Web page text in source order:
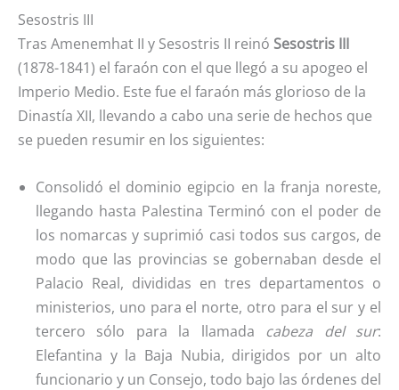
Sesostris III
Tras Amenemhat II y Sesostris II reinó Sesostris III
(1878-1841) el faraón con el que llegó a su apogeo el
Imperio Medio. Este fue el faraón más glorioso de la
Dinastía XII, llevando a cabo una serie de hechos que
se pueden resumir en los siguientes:
Consolidó el dominio egipcio en la franja noreste,
llegando hasta Palestina Terminó con el poder de
los nomarcas y suprimió casi todos sus cargos, de
modo que las provincias se gobernaban desde el
Palacio Real, divididas en tres departamentos o
ministerios, uno para el norte, otro para el sur y el
tercero sólo para la llamada cabeza del sur:
Elefantina y la Baja Nubia, dirigidos por un alto
funcionario y un Consejo, todo bajo las órdenes del